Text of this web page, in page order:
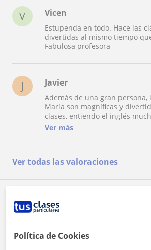
V Vicen
Estupenda en todo. Hace las
divertidas al mismo tiempo
Fabulosa profesora
J Javier
Además de una gran persona,
María son magníficas y
clases, entiendo el inglés
incluso me expreso en inglés y
Ver más
Ver todas las valoraciones
Reconocimientos
María tiene el Perfil Verificado
Política de Cookies